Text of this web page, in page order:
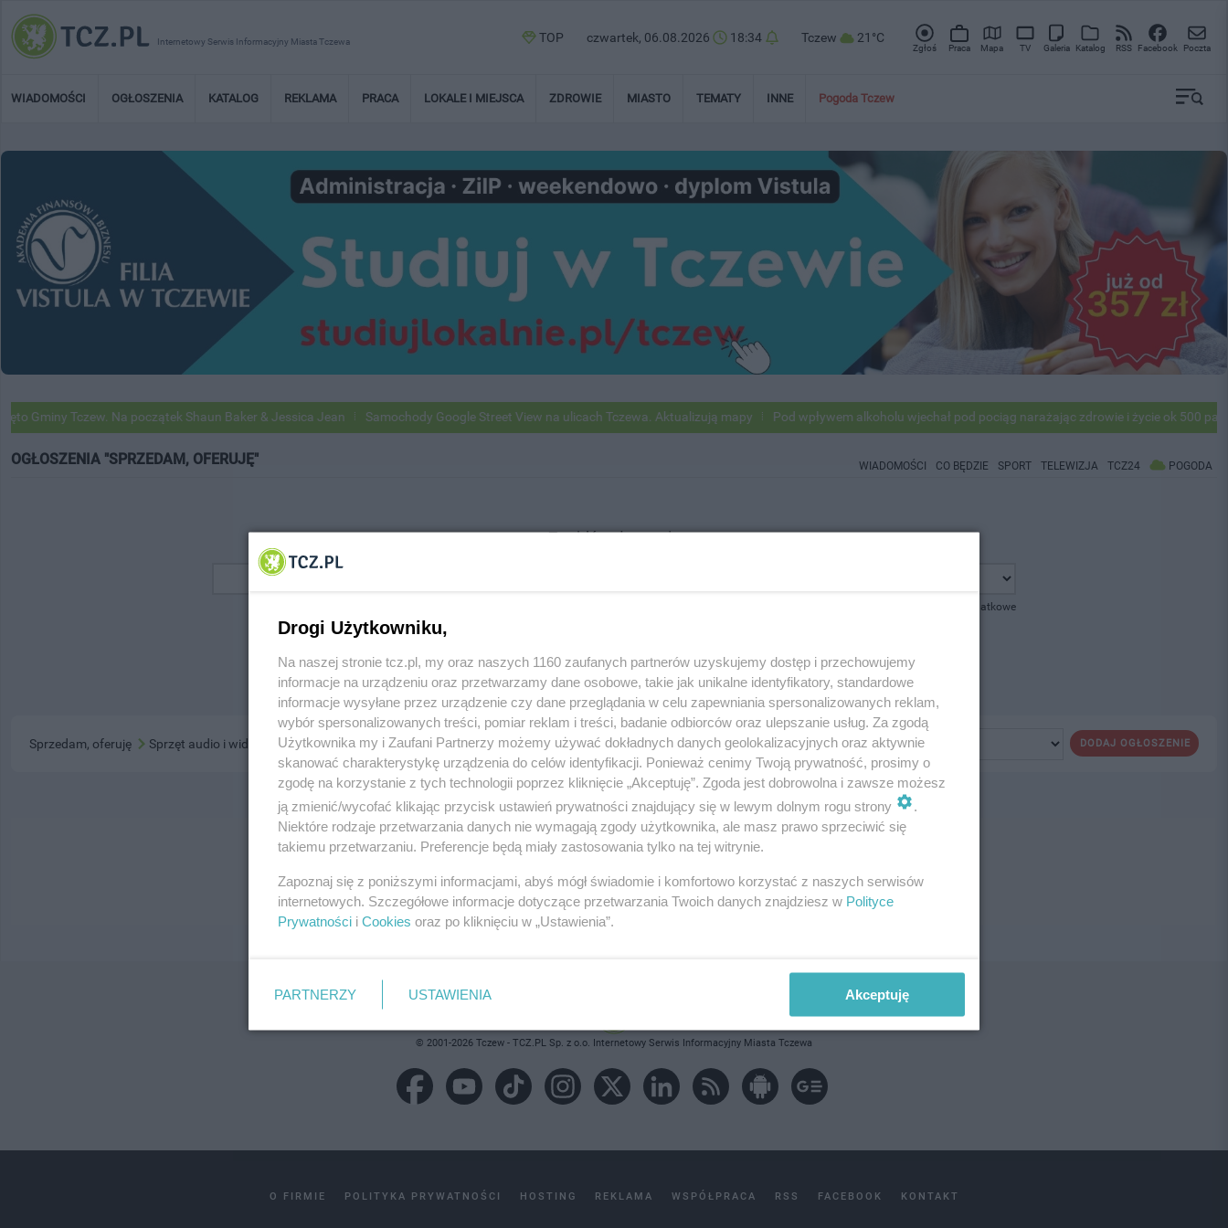
Internetowy Serwis Informacyjny Miasta Tczewa TOP czwartek, 06.08.2026 18:34 Tczew 21°C
Zgłoś Praca Mapa TV Galeria Katalog RSS Facebook Poczta
WIADOMOŚCI OGŁOSZENIA KATALOG REKLAMA PRACA LOKALE I MIEJSCA ZDROWIE MIASTO TEMATY INNE Pogoda Tczew
Gminy Tczew. Na początek Shaun Baker & Jessica Jean Samochody Google Street View na ulicach Tczewa. Aktualizują mapy Pod wpływem alkoholu wjechał pod pociąg narażając zdrowie i życie ok 500
OGŁOSZENIA "SPRZEDAM, OFERUJĘ" WIADOMOŚCI CO BĘDZIE SPORT TELEWIZJA TCZ24 POGODA
Znajdź ogłoszenie
pokaż opcje dodatkowe
DODAJ OGŁOSZENIE
Sprzedam, oferuję Sprzęt audio i wideo
Wybrane ogłoszenie nie istnieje lub nie jest jeszcze aktywne!
© 2001-2026 Tczew - TCZ.PL Sp. z o.o. Internetowy Serwis Informacyjny Miasta Tczewa
O FIRMIE POLITYKA PRYWATNOŚCI HOSTING REKLAMA WSPÓŁPRACA RSS FACEBOOK KONTAKT
Drogi Użytkowniku,
Na naszej stronie tcz.pl, my oraz naszych 1160 zaufanych partnerów uzyskujemy dostęp i przechowujemy
informacje na urządzeniu oraz przetwarzamy dane osobowe, takie jak unikalne identyfikatory, standardowe
informacje wysyłane przez urządzenie czy dane przeglądania w celu zapewniania spersonalizowanych reklam,
wybór spersonalizowanych treści, pomiar reklam i treści, badanie odbiorców oraz ulepszanie usług. Za zgodą
Użytkownika my i Zaufani Partnerzy możemy używać dokładnych danych geolokalizacyjnych oraz aktywnie
skanować charakterystykę urządzenia do celów identyfikacji. Ponieważ cenimy Twoją prywatność, prosimy o
zgodę na korzystanie z tych technologii poprzez kliknięcie „Akceptuję”. Zgoda jest dobrowolna i zawsze możesz
ją zmienić/wycofać klikając przycisk ustawień prywatności znajdujący się w lewym dolnym rogu strony
.
Niektóre rodzaje przetwarzania danych nie wymagają zgody użytkownika, ale masz prawo sprzeciwić się
takiemu przetwarzaniu. Preferencje będą miały zastosowania tylko na tej witrynie.
Zapoznaj się z poniższymi informacjami, abyś mógł świadomie i komfortowo korzystać z naszych serwisów
internetowych. Szczegółowe informacje dotyczące przetwarzania Twoich danych znajdziesz w Polityce
Prywatności i Cookies oraz po kliknięciu w „Ustawienia”.
PARTNERZY USTAWIENIA Akceptuję